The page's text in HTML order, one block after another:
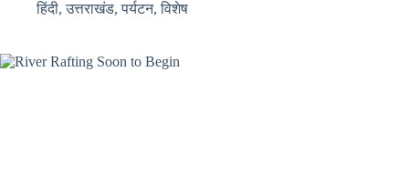
हिंदी,उत्तराखंड,पर्यटन,विशेष